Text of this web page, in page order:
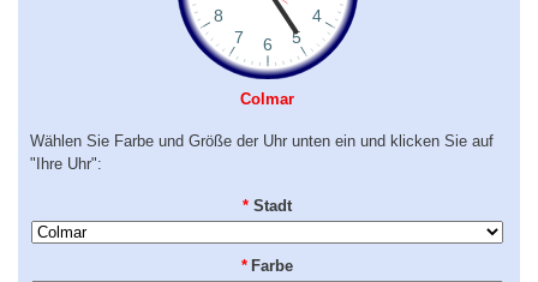
Colmar
Wählen Sie Farbe und Größe der Uhr unten ein und klicken Sie auf
"Ihre Uhr":
* Stadt
* Farbe